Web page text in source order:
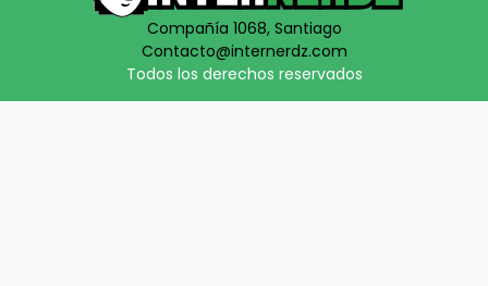
Compañía 1068, Santiago
Contacto@internerdz.com
Todos los derechos reservados